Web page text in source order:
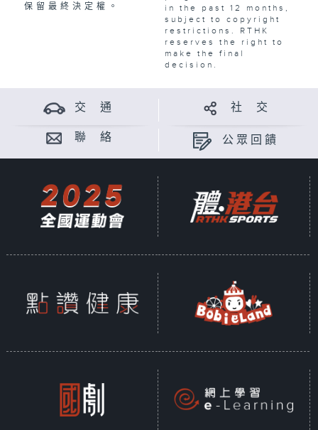
保留最終決定權。
in the past 12 months,
subject to copyright
restrictions. RTHK
reserves the right to
make the final
decision.
交 通 社 交
聯 絡 公眾回饋